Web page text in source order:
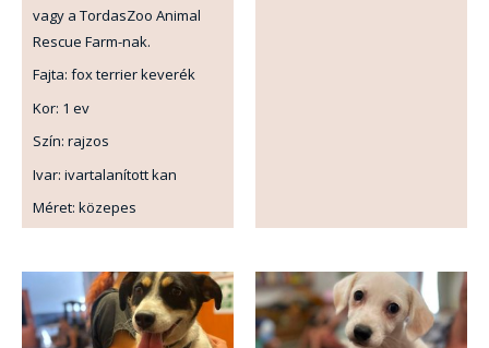
vagy a TordasZoo Animal
Rescue Farm-nak.
Fajta: fox terrier keverék
Kor: 1 ev
Szín: rajzos
Ivar: ivartalanított kan
Méret: közepes